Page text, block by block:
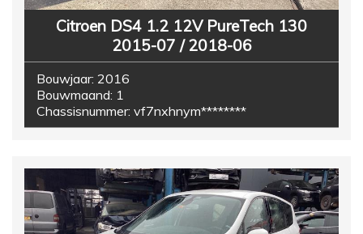
Citroen DS4 1.2 12V PureTech 130
2015-07 / 2018-06
Bouwjaar: 2016
Bouwmaand: 1
Chassisnummer: vf7nxhnym********